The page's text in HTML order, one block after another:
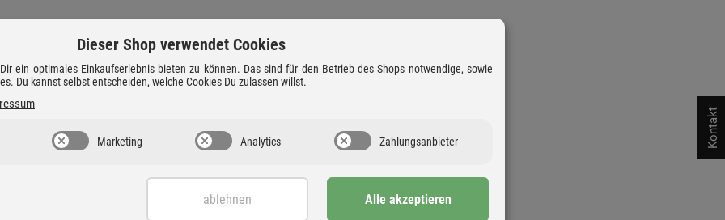
hast Du die Lautstärke, den aktiven Eingang
jederzeit im Blick. Das Layout wurde neu gestaltet,
intuitiv vornehmen kannst – ohne die Wiedergabe zu
am Gerät über den Touchscreen oder bequem aus
sandgestrahltem Aluminium minimiert
elektrische und mechanische Umgebung reduziert
Kontakt
Dieser Shop verwendet Cookies
ein optimales Einkaufserlebnis bieten zu können. Das sind für den Betrieb des Shops notwendige, sowie
Du kannst selbst entscheiden, welche Cookies Du zulassen willst.
Marketing Analytics Zahlungsanbieter
ablehnen Alle akzeptieren